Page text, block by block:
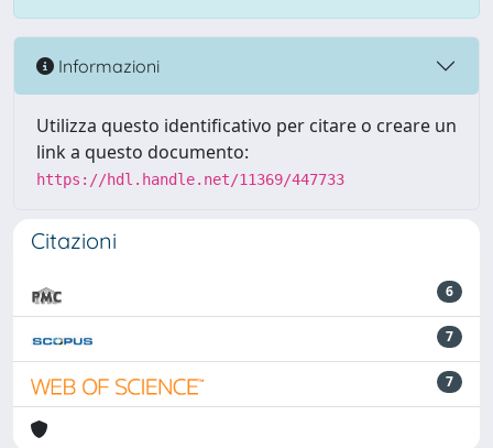
Informazioni
Utilizza questo identificativo per citare o creare un
link a questo documento:
https://hdl.handle.net/11369/447733
Citazioni
6
7
7